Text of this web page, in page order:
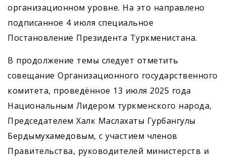
организационном уровне. На это направлено
подписанное 4 июля специальное
Постановление Президента Туркменистана.
В продолжение темы следует отметить
совещание Организационного государственного
комитета, проведённое 13 июля 2025 года
Национальным Лидером туркменского народа,
Председателем Халк Маслахаты Гурбангулы
Бердымухамедовым, с участием членов
Правительства, руководителей министерств и